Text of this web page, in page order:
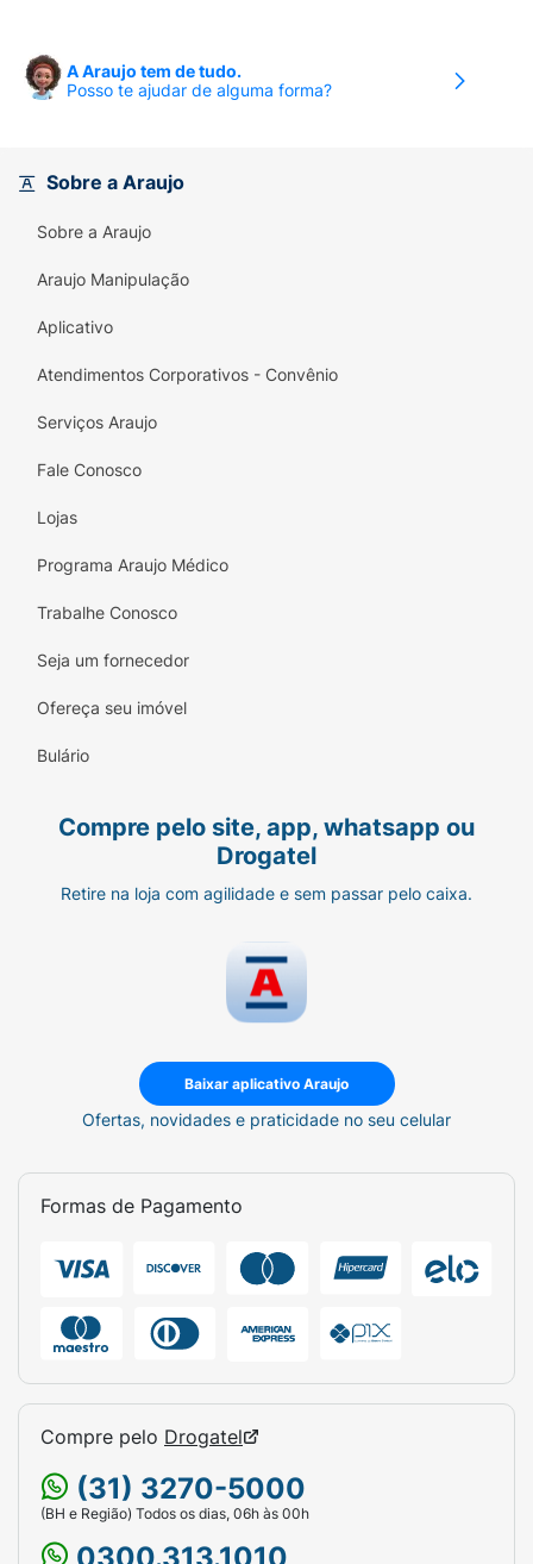
A Araujo tem de tudo.
Posso te ajudar de alguma forma?
Sobre a Araujo
Sobre a Araujo
Araujo Manipulação
Aplicativo
Atendimentos Corporativos - Convênio
Serviços Araujo
Fale Conosco
Lojas
Programa Araujo Médico
Trabalhe Conosco
Seja um fornecedor
Ofereça seu imóvel
Bulário
Compre pelo site, app, whatsapp ou
Drogatel
Retire na loja com agilidade e sem passar pelo caixa.
Baixar aplicativo Araujo
Ofertas, novidades e praticidade no seu celular
Formas de Pagamento
Compre pelo Drogatel
(31) 3270-5000
(BH e Região) Todos os dias, 06h às 00h